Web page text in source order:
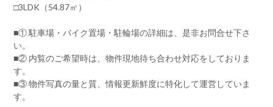
□3LDK（54.87㎡）
■① 駐車場・バイク置場・駐輪場の詳細は、是非お問合せ下さ
い。
■② 内覧のご希望時は、物件現地待ち合わせ対応をしておりま
す。
■③ 物件写真の量と質、情報更新鮮度に特化して運営していま
す。